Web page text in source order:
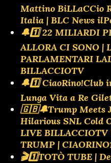
Mattino BiLLaCCio
Italia | BLC News
🔔1️⃣ 22 MILIARDI
ALLORA CI SONO |
PARLAMENTARI
BILLACCIOTV
🔔1️⃣ CiaoRino!Club
Lunga Vita a Re
🇬🇧🔔Trump Meets
Hilarious SNL Cold
LIVE BILLACCIOTV
TRUMP |
🎬1️⃣TOTÒ TUBE |